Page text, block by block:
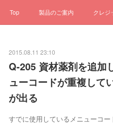
Top 製品のご案内 クレジ
ステータス
2015.08.11 23:10
Q-205 資材薬剤を追加
ューコードが重複して
が出る
すでに使用しているメニューコ